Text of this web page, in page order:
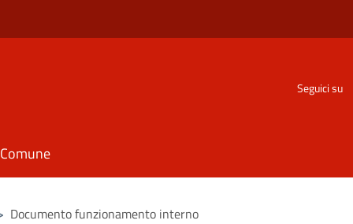
Seguici su
Documento funzionamento interno